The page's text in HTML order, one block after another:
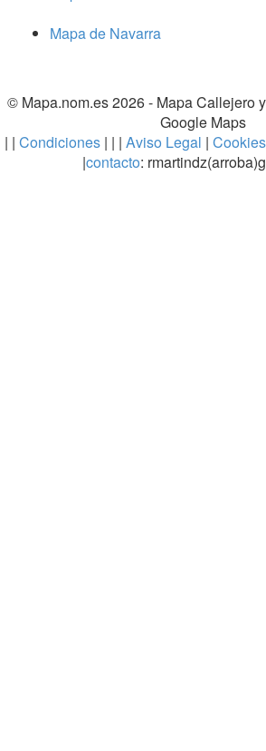
Mapa de Navarra
© Mapa.nom.es 2026 - Mapa Callejero
Google Maps
| | Condiciones| | | Aviso Legal | Cookies
|contacto: